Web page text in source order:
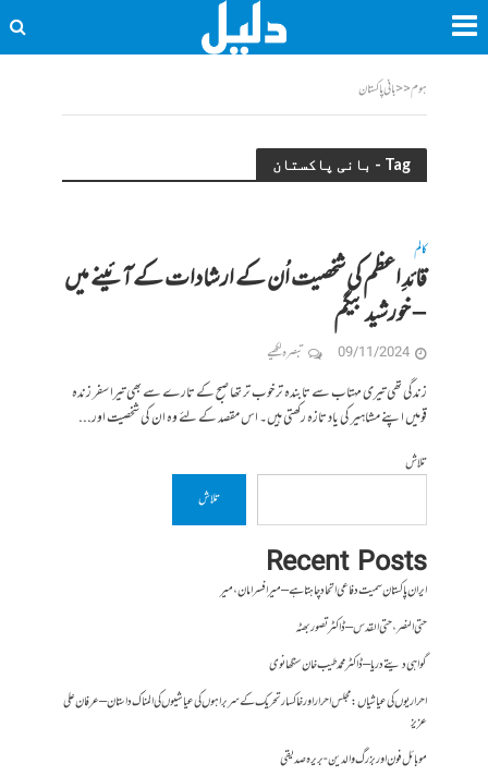
ہوم<<بانی پاکستان
Tag - بانی پاکستان
کالم
قائدِ اعظم کی شخصیت اُن کے ارشادات کے آئینے میں
– خورشید بیگم
09/11/2024 تبصرہ لکھیے
زندگی تھی تیری مہتاب سے تابندہ تر خوب تر تھا صبح کے تارے سے بھی تیرا سفر زندہ
قومیں اپنے مشاہیر کی یاد تازہ رکھتی ہیں۔ اس مقصد کے لئے وہ ان کی شخصیت اور...
تلاش
تلاش
Recent Posts
ایران پاکستان سمیت دفاعی اتحاد چاہتا ہے – میر افسر امان،میر
حتی النصر ، حتی القدس – ڈاکٹر تصور بھٹہ
گواہی دیتے دریا – ڈاکٹر محمد طیب خان سنگھانوی
احراریوں کی عیاشیاں : مجلس احرار اور خاکسار تحریک کے سربراہوں کی عیاشیوں کی المناک داستان – عرفان علی
عزیز
موبائل فون اور بزرگ والدین- بریرہ صدیقی